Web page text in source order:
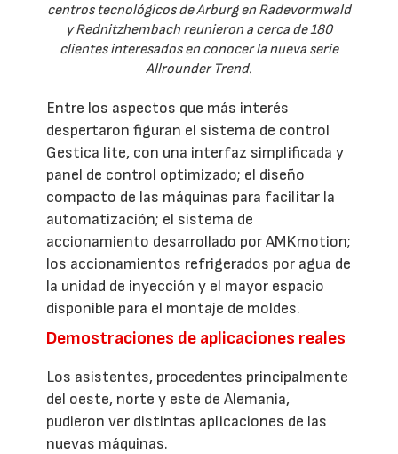
centros tecnológicos de Arburg en Radevormwald
y Rednitzhembach reunieron a cerca de 180
clientes interesados en conocer la nueva serie
Allrounder Trend.
Entre los aspectos que más interés
despertaron figuran el sistema de control
Gestica lite, con una interfaz simplificada y
panel de control optimizado; el diseño
compacto de las máquinas para facilitar la
automatización; el sistema de
accionamiento desarrollado por AMKmotion;
los accionamientos refrigerados por agua de
la unidad de inyección y el mayor espacio
disponible para el montaje de moldes.
Demostraciones de aplicaciones reales
Los asistentes, procedentes principalmente
del oeste, norte y este de Alemania,
pudieron ver distintas aplicaciones de las
nuevas máquinas.